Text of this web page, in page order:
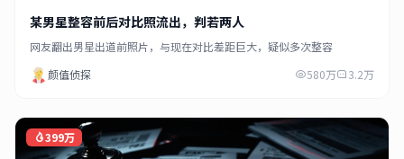
某男星整容前后对比照流出，判若两人
网友翻出男星出道前照片，与现在对比差距巨大，疑似多次整容
颜值侦探
580万 3.2万
399万